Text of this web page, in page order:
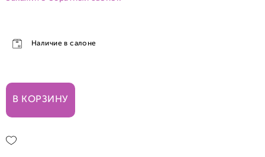
Наличие в салоне
В КОРЗИНУ